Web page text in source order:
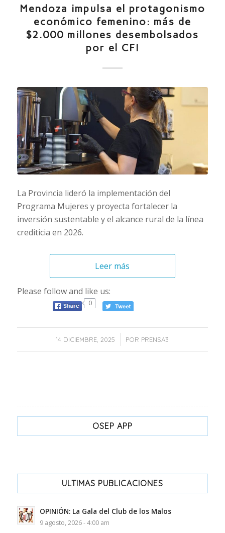
Mendoza impulsa el protagonismo
económico femenino: más de
$2.000 millones desembolsados
por el CFI
La Provincia lideró la implementación del
Programa Mujeres y proyecta fortalecer la
inversión sustentable y el alcance rural de la línea
crediticia en 2026.
Leer más
Please follow and like us:
0
14 DICIEMBRE, 2025
/ POR PRENSA3
OSEP APP
ULTIMAS PUBLICACIONES
OPINIÓN: La Gala del Club de los Malos
9 agosto, 2026 - 4:00 am